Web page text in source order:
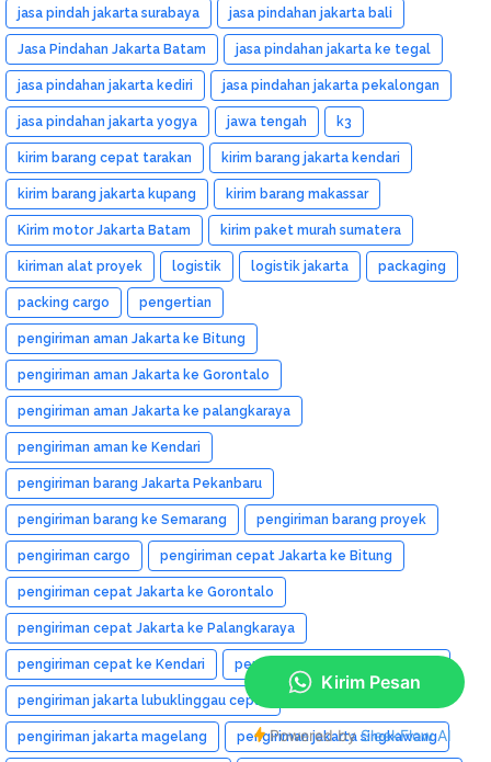
jasa pindah jakarta surabaya jasa pindahan jakarta bali
Jasa Pindahan Jakarta Batam jasa pindahan jakarta ke tegal
jasa pindahan jakarta kediri jasa pindahan jakarta pekalongan
jasa pindahan jakarta yogya jawa tengah k3
kirim barang cepat tarakan kirim barang jakarta kendari
kirim barang jakarta kupang kirim barang makassar
Kirim motor Jakarta Batam kirim paket murah sumatera
kiriman alat proyek logistik logistik jakarta packaging
packing cargo pengertian
pengiriman aman Jakarta ke Bitung
pengiriman aman Jakarta ke Gorontalo
pengiriman aman Jakarta ke palangkaraya
pengiriman aman ke Kendari
pengiriman barang Jakarta Pekanbaru
pengiriman barang ke Semarang pengiriman barang proyek
pengiriman cargo pengiriman cepat Jakarta ke Bitung
pengiriman cepat Jakarta ke Gorontalo
pengiriman cepat Jakarta ke Palangkaraya
pengiriman cepat ke Kendari pengiriman cepat ke Semarang
pengiriman jakarta lubuklinggau cepat
pengiriman jakarta magelang pengiriman jakarta singkawang